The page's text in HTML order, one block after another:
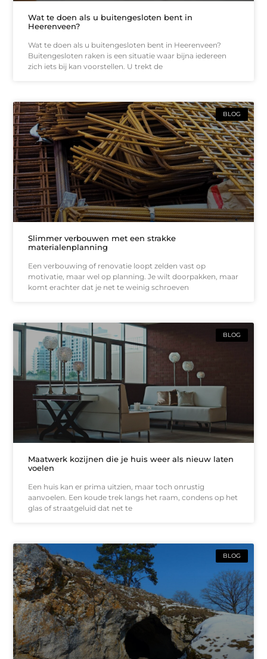
Wat te doen als u buitengesloten bent in
Heerenveen?
Wat te doen als u buitengesloten bent in Heerenveen?
Buitengesloten raken is een situatie waar bijna iedereen
zich iets bij kan voorstellen. U trekt de
BLOG
Slimmer verbouwen met een strakke
materialenplanning
Een verbouwing of renovatie loopt zelden vast op
motivatie, maar wel op planning. Je wilt doorpakken, maar
komt erachter dat je net te weinig schroeven
BLOG
Maatwerk kozijnen die je huis weer als nieuw laten
voelen
Een huis kan er prima uitzien, maar toch onrustig
aanvoelen. Een koude trek langs het raam, condens op het
glas of straatgeluid dat net te
BLOG